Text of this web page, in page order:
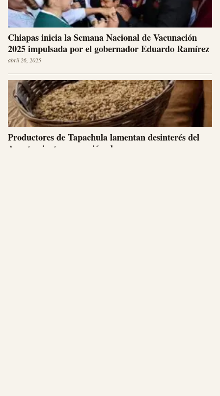
Chiapas inicia la Semana Nacional de Vacunación
2025 impulsada por el gobernador Eduardo Ramírez
abril 26, 2025
Productores de Tapachula lamentan desinterés del
Ayuntamiento en reunión clave